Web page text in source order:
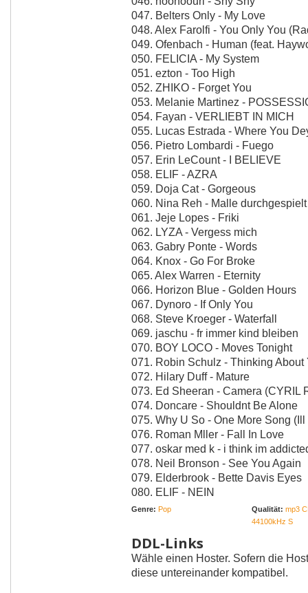
047. Belters Only - My Love
048. Alex Farolfi - You Only You
049. Ofenbach - Human (feat.
050. FELICIA - My System
051. ezton - Too High
052. ZHIKO - Forget You
053. Melanie Martinez -
054. Fayan - VERLIEBT IN MICH
055. Lucas Estrada - Where You
056. Pietro Lombardi - Fuego
057. Erin LeCount - I BELIEVE
058. ELIF - AZRA
059. Doja Cat - Gorgeous
060. Nina Reh - Malle durchgespielt
061. Jeje Lopes - Friki
062. LYZA - Vergess mich
063. Gabry Ponte - Words
064. Knox - Go For Broke
065. Alex Warren - Eternity
066. Horizon Blue - Golden Hours
067. Dynoro - If Only You
068. Steve Kroeger - Waterfall
069. jaschu - fr immer kind bleiben
070. BOY LOCO - Moves Tonight
071. Robin Schulz - Thinking About
072. Hilary Duff - Mature
073. Ed Sheeran - Camera (CYRIL
074. Doncare - Shouldnt Be Alone
075. Why U So - One More Song (Ill
076. Roman Mller - Fall In Love
077. oskar med k - i think im
078. Neil Bronson - See You Again
079. Elderbrook - Bette Davis Eyes
080. ELIF - NEIN
Genre: Pop Qualität: mp3
44100kHz S
DDL-Links
Wähle einen Hoster. Sofern die
diese untereinander kompatibel.